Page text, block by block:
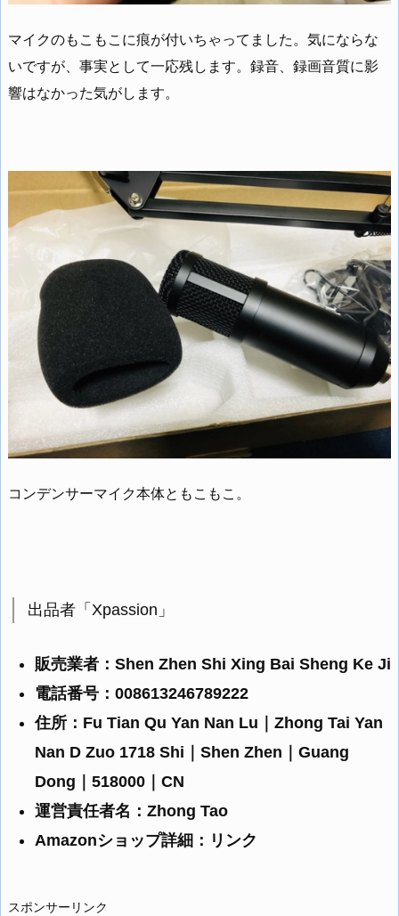
マイクのもこもこに痕が付いちゃってました。気にならな
いですが、事実として一応残します。録音、録画音質に影
響はなかった気がします。
コンデンサーマイク本体ともこもこ。
出品者「Xpassion」
販売業者：Shen Zhen Shi Xing Bai Sheng Ke Ji
電話番号：008613246789222
住所：Fu Tian Qu Yan Nan Lu｜Zhong Tai Yan
Nan D Zuo 1718 Shi｜Shen Zhen｜Guang
Dong｜518000｜CN
運営責任者名：Zhong Tao
Amazonショップ詳細： リンク
スポンサーリンク